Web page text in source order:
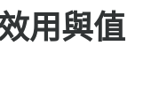
用與值